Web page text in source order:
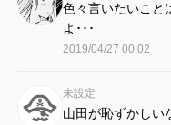
色々言いたいこと
よ･･･
2019/04/27 00:02
未設定
山田が恥ずかしい